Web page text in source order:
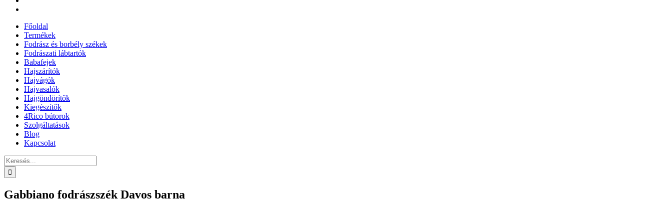
Főoldal
Termékek
Fodrász és borbély székek
Fodrászati lábtartók
Babafejek
Hajszárítók
Hajvágók
Hajvasalók
Hajgöndörítők
Kiegészítők
4Rico bútorok
Szolgáltatások
Blog
Kapcsolat
Keresés...
Gabbiano fodrászszék Davos barna